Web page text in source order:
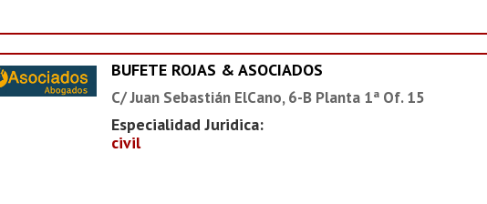
BUFETE ROJAS & ASOCIADOS
C/ Juan Sebastián ElCano, 6-B Planta 1ª Of. 15
Especialidad Juridica:
civil